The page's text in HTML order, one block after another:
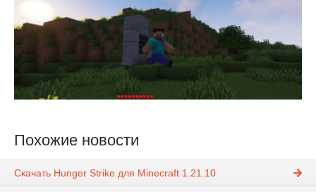
Похожие новости
Скачать Hunger Strike для Minecraft 1.21.10